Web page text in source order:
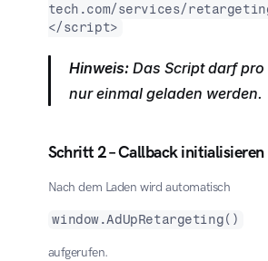
tech.com/services/
</script>
Hinweis: Das Script darf pro
nur einmal geladen werden.
Schritt 2 – Callback initialisieren
Nach dem Laden wird automatisch
window.AdUpRetargeting()
aufgerufen.